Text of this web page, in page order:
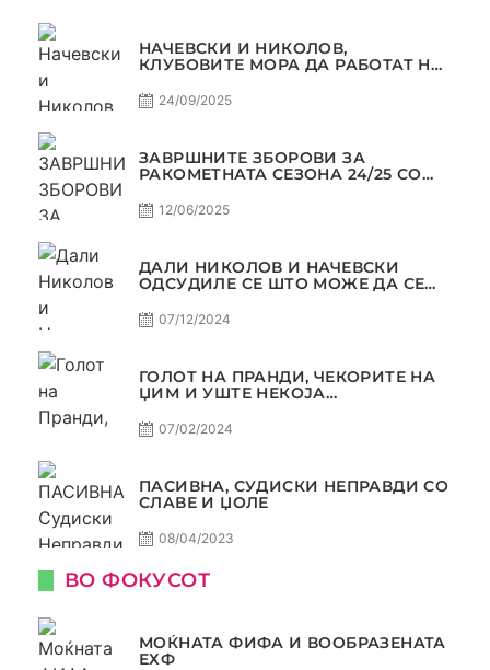
НАЧЕВСКИ И НИКОЛОВ,
КЛУБОВИТЕ МОРА ДА РАБОТАТ НА
С5Е2 ПАСИВНА
24/09/2025
ЗАВРШНИТЕ ЗБОРОВИ ЗА
РАКОМЕТНАТА СЕЗОНА 24/25 СО
С4Е11
12/06/2025
ДАЛИ НИКОЛОВ И НАЧЕВСКИ
ОДСУДИЛЕ СЕ ШТО МОЖЕ ДА СЕ
07/12/2024
ГОЛОТ НА ПРАНДИ, ЧЕКОРИТЕ НА
ЏИМ И УШТЕ НЕКОЈА
САМО РАКОМЕТ
07/02/2024
ПАСИВНА, СУДИСКИ НЕПРАВДИ СО
СЛАВЕ И ЏОЛЕ
08/04/2023
ВО ФОКУСОТ
МОЌНАТА ФИФА И ВООБРАЗЕНАТА
ЕХФ